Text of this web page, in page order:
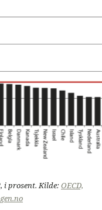
i prosent. Kilde:OECD,